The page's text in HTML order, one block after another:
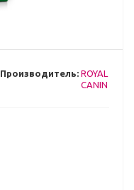
Производитель: ROYAL
CANIN